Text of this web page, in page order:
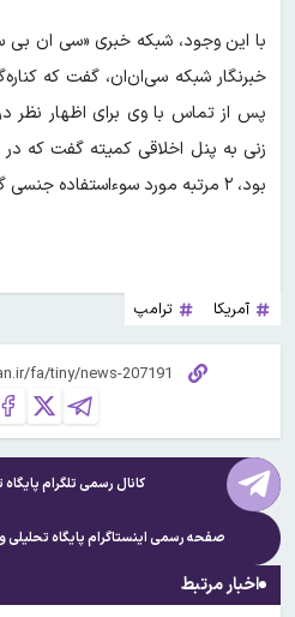
با این وجود، شبکه خبری «سی ان بی
خبرنگار شبکه سی‌ان‌ان، گفت که
پس از تماس با وی برای اظهار نظر
بود، ۲ مرتبه مورد سو‍ءاستفاده جنسی گیتس قرار گرفته بود.
آمریکا ترامپ
کانال رسمی تلگرام
صفحه رسمی اینستاگرام پایگاه تحلیلی
اخبار مرتبط